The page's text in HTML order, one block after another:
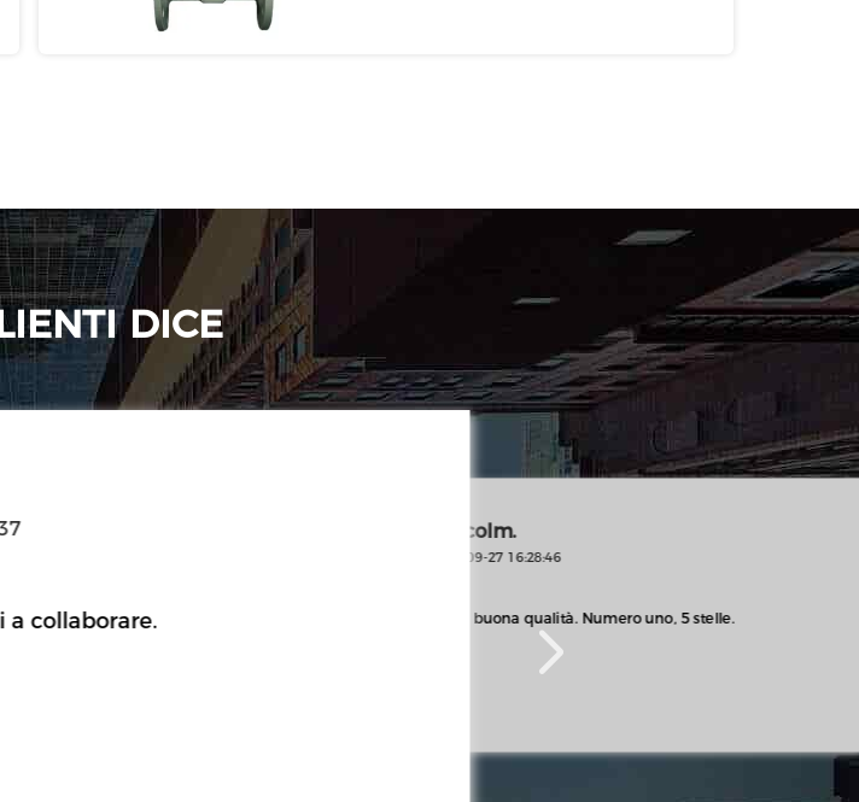
DICE
a collaborare.
Malcolm.
2023-09-27 16:28:46
Sei di buona qualità. Numero uno, 5 stelle.